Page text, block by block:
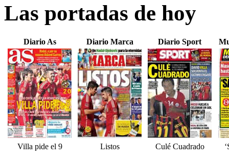
Las portadas de hoy
Diario As Diario Marca Diario Sport
Villa pide el 9 Listos Culé Cuadrado